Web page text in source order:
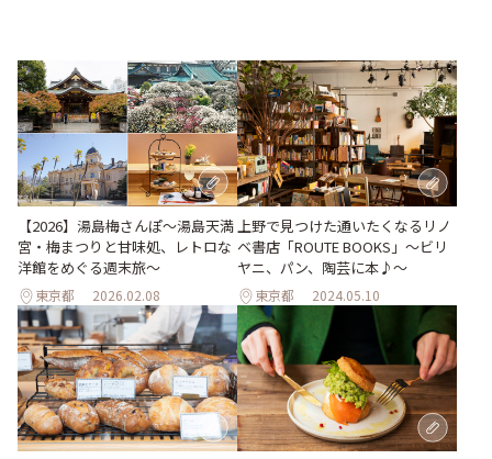
【2026】湯島梅さんぽ～湯島天満
宮・梅まつりと甘味処、レトロな
洋館をめぐる週末旅～
東京都 2026.02.08
上野で見つけた通いたくなるリノ
ベ書店「ROUTE BOOKS」～ビリ
ヤニ、パン、陶芸に本♪～
東京都 2024.05.10